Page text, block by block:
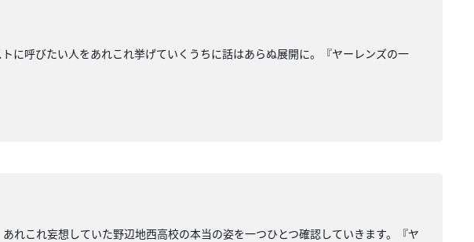
に呼びたい人をあれこれ挙げていくうちに話はあらぬ展開に。『ヤーレンズの一
れこれ妄想していた野辺地西高校の本当の姿を一つひとつ確認していきます。『ヤ